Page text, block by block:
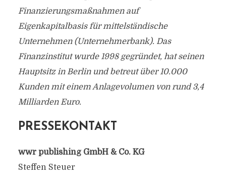
Finanzierungsmaßnahmen auf
Eigenkapitalbasis für mittelständische
Unternehmen (Unternehmerbank). Das
Finanzinstitut wurde 1998 gegründet, hat seinen
Hauptsitz in Berlin und betreut über 10.000
Kunden mit einem Anlagevolumen von rund 3,4
Milliarden Euro.
PRESSEKONTAKT
wwr publishing GmbH & Co. KG
Steffen Steuer